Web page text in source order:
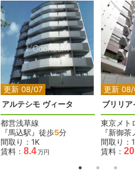
更新 08/07
2
アルテシモ ヴィータ
都営浅草線
『馬込駅』徒歩5分
間取り：1K
賃料： 8.4万円
更新
ブリリア
東京メト
『新御
間取り：
賃料：